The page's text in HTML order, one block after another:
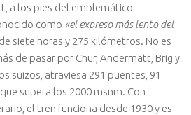
a los pies del emblemático
como «el expreso más lento del
siete horas y 275 kilómetros. No es
de pasar por Chur, Andermatt, Brig y
suizos, atraviesa 291 puentes, 91
supera los 2000 msnm. Con
el tren funciona desde 1930 y es